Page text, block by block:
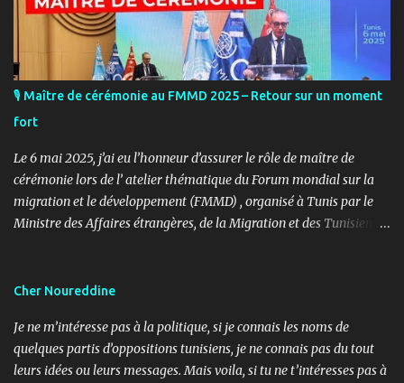
🎙️ Maître de cérémonie au FMMD 2025 – Retour sur un moment
fort
Le 6 mai 2025, j’ai eu l’honneur d’assurer le rôle de maître de
cérémonie lors de l’ atelier thématique du Forum mondial sur la
migration et le développement (FMMD) , organisé à Tunis par le
Ministre des Affaires étrangères, de la Migration et des Tunisiens à
niveau a rassemblé des diplomates, des experts de la diaspora, des
civile autour d’un objectif commun : renforcer le rôle stratégique
de la diaspora dans le développement durable, l’investissement et
la coopération internationale. 🎤 Mon rôle : donner le rythme,
Cher Noureddine
Je ne m’intéresse pas à la politique, si je connais les noms de
quelques partis d’oppositions tunisiens, je ne connais pas du tout
leurs idées ou leurs messages. Mais voila, si tu ne t’intéresses pas à